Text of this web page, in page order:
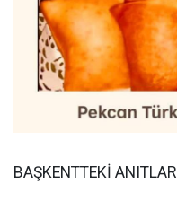
BAŞKENTTEKİ ANITLAR